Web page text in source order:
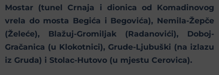
Mostar (tunel Crnaja i dionica od Komadinovog
vrela do mosta Begića i Begovića), Nemila-Žepče
(Želeće), Blažuj-Gromiljak (Radanovići), Doboj-
Gračanica (u Klokotnici), Grude-Ljubuški (na izlazu
iz Gruda) i Stolac-Hutovo (u mjestu Cerovica).